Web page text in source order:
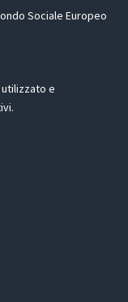
Sociale Europeo
e